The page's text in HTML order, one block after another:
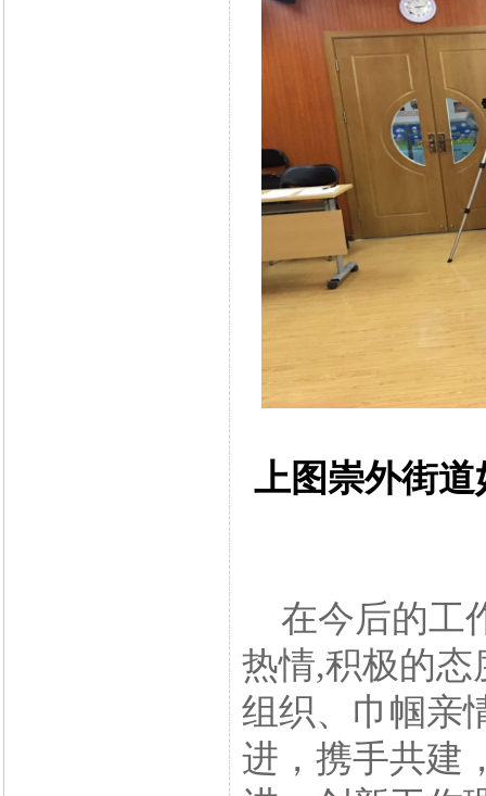
上图崇外街
在今后的工
热情,积极的态
组织、巾帼亲
进，携手共建